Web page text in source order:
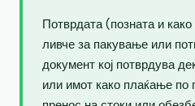
Потврдата (позната и
ливче за пакување или
документ кој потврдува
или имот како плаќање по